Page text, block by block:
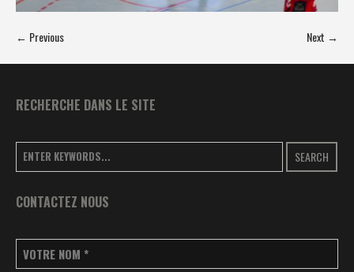
← Previous Next →
RECHERCHE DANS LE SITE
SEARCH
CONTACTEZ NOUS
VOTRE NOM *